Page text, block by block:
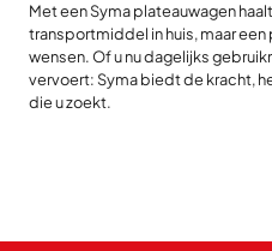
Met een Syma plateauwagen
transportmiddel in huis, maar
wensen. Of u nu dagelijks
vervoert: Syma biedt de kracht,
die u zoekt.